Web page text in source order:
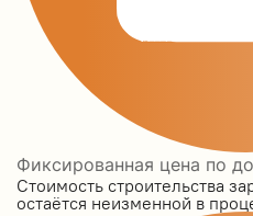
Фиксированная цена по
Стоимость строительства
остаётся неизменной в